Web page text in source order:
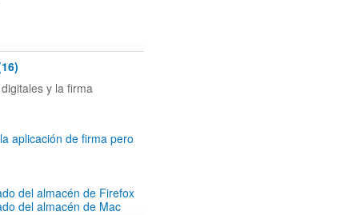
y la firma
aplicación de firma pero
del almacén de Firefox
del almacén de Mac